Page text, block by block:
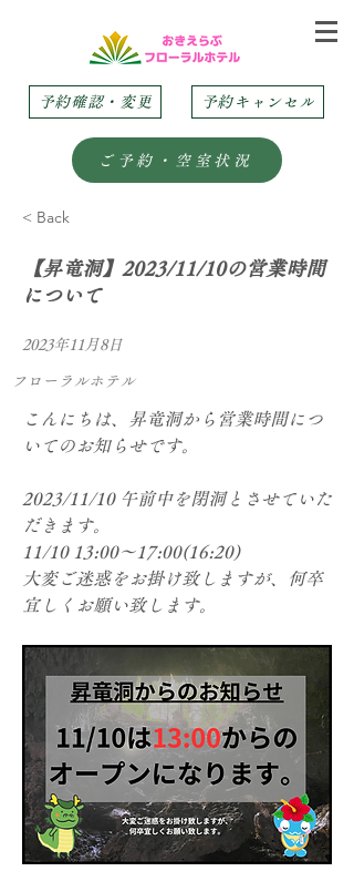
予約確認・変更 予約キャンセル
ご予約・空室状況
< Back
【昇竜洞】2023/11/10の営業時間
について
2023年11月8日
フローラルホテル
こんにちは、昇竜洞から営業時間につ
いてのお知らせです。
2023/11/10 午前中を閉洞とさせていた
だきます。
11/10 13:00～17:00(16:20)
大変ご迷惑をお掛け致しますが、何卒
宜しくお願い致します。